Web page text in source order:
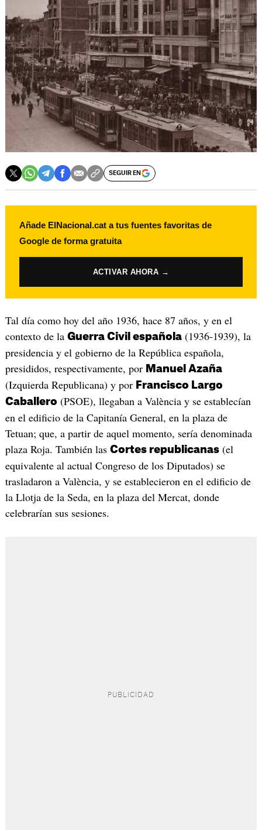
SEGUIR EN
Añade ElNacional.cat a tus fuentes favoritas de
Google de forma gratuita
ACTIVAR AHORA →
Tal día como hoy del año 1936, hace 87 años, y en el
contexto de la Guerra Civil española(1936-1939), la
presidencia y el gobierno de la República española,
presididos, respectivamente, por Manuel Azaña
(Izquierda Republicana) y por Francisco Largo
Caballero (PSOE), llegaban a València y se establecían
en el edificio de la Capitanía General, en la plaza de
Tetuan; que, a partir de aquel momento, sería denominada
plaza Roja. También las Cortes republicanas(el
equivalente al actual Congreso de los Diputados) se
trasladaron a València, y se establecieron en el edificio de
la Llotja de la Seda, en la plaza del Mercat, donde
celebrarían sus sesiones.